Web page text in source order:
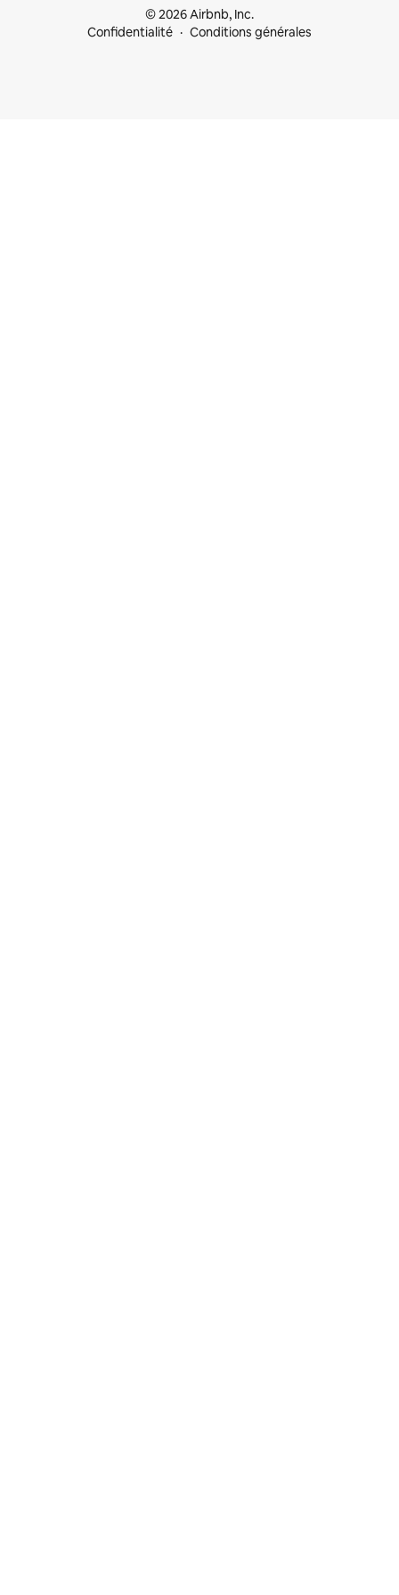
© 2026 Airbnb, Inc.
Confidentialité
Conditions générales